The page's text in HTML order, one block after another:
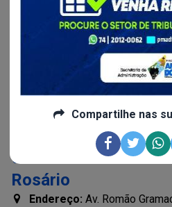
Compartilhe nas
desempenho de outras
Evandro
Rosário
Endereço: Av. Romão